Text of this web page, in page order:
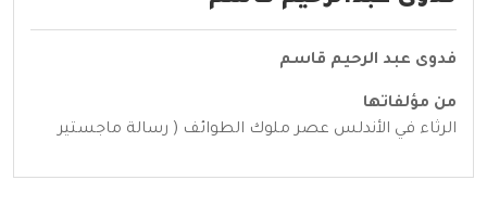
فدوى عبد الرحيم قاسم
من مؤلفاتها
الرثاء في الأندلس عصر ملوك الطوائف ( رسالة ماجستير